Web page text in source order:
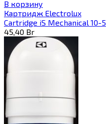
В корзину
Картридж Electrolux
Cartridge iS Mechanical 10-5
45,40 Br